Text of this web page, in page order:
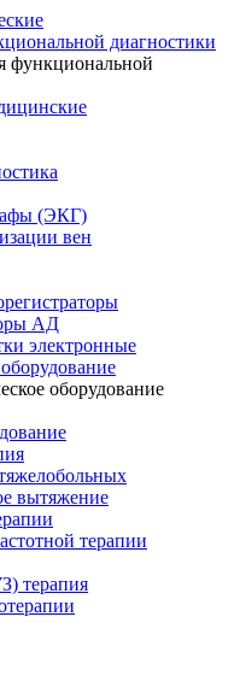
диагностики
функциональной
(ЭКГ)
вен
АД
электронные
оборудование
вытяжение
терапии
терапия